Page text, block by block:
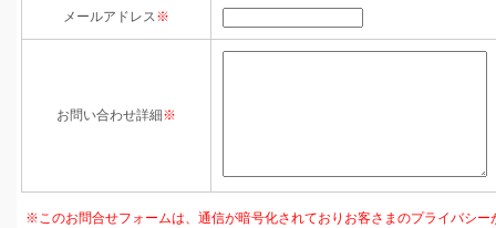
メールアドレス※
お問い合わせ詳細※
※このお問合せフォームは、通信が暗号化されておりお客さまのプライバシー